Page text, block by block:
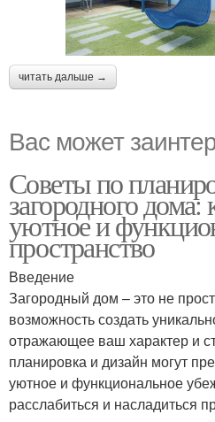
читать дальше →
Вас может
Советы по
загородного дома:
уютное и
пространство
Введение
Загородный дом – это не
возможность создать
отражающее ваш характер и
планировка и дизайн могут
уютное и функциональное
расслабиться и насладиться